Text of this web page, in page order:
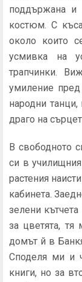
поддържана и
костюм. С
около които
усмивка на
трапчинки.
умиление пред
народни
драго на
В свободното
си в
растения
кабинета.
зелени
за цветята,
домът й в
Споделя ми и
книги, но за